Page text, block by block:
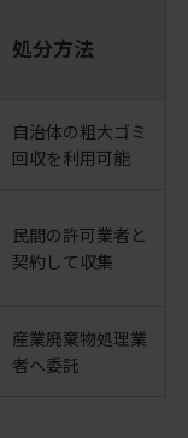
処分方法
自治体の粗大ゴミ
回収を利用可能
民間の許可業者と
契約して収集
産業廃棄物処理業
者へ委託